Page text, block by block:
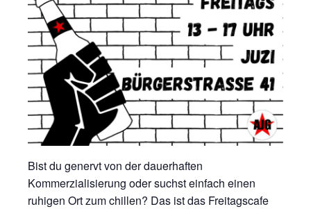
Bist du genervt von der dauerhaften
Kommerzialisierung oder suchst einfach einen
ruhigen Ort zum chillen? Das ist das Freitagscafe